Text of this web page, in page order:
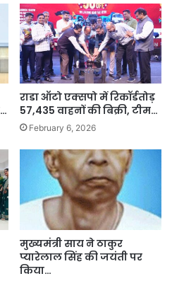
राडा ऑटो एक्सपो में रिकॉर्डतोड़
57,435 वाहनों की बिक्री, टीम…
February 6, 2026
मुख्यमंत्री साय ने ठाकुर
प्यारेलाल सिंह की जयंती पर
किया…